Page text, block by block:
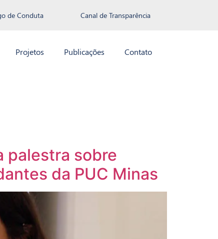
de Conduta Canal de Transparência
Projetos Publicações Contato
palestra sobre
da PUC Minas